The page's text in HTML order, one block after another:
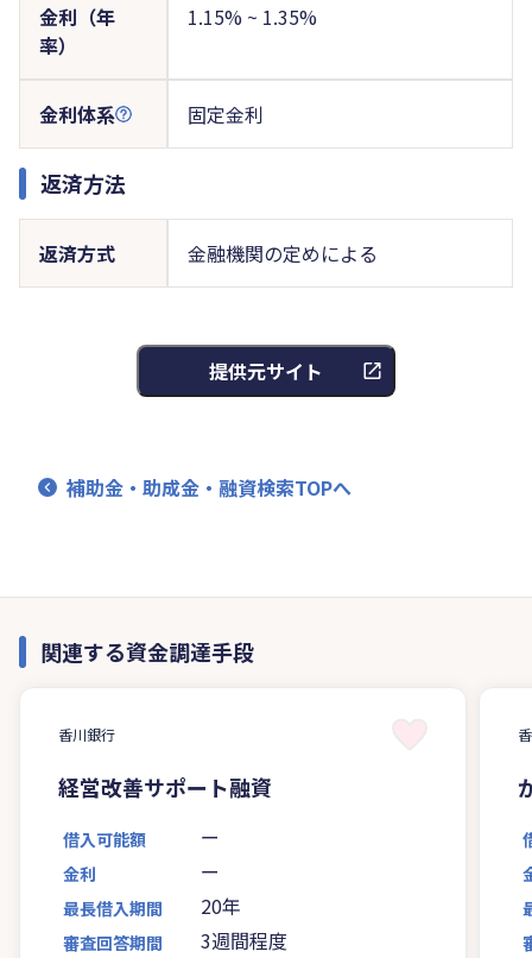
金利（年
率）
1.15% ~ 1.35%
金利体系 固定金利
返済方法
返済方式 金融機関の定めによる
提供元サイト
補助金・助成金・融資検索TOPへ
関連する資金調達手段
香川銀行
経営改善サポート融資
借入可能額 ー
金利 ー
最長借入期間 20年
審査回答期間 3週間程度